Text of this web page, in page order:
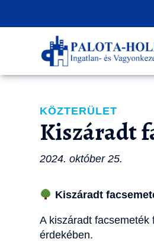
KÖZTERÜLET
Kiszáradt
2024. október 25.
Kiszáradt
A kiszáradt
érdekében.